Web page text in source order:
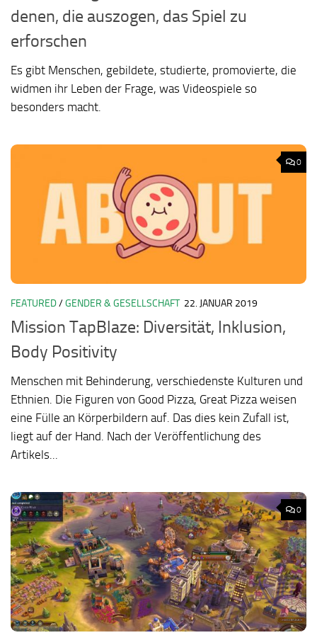
denen, die auszogen, das Spiel zu
erforschen
Es gibt Menschen, gebildete, studierte, promovierte, die
widmen ihr Leben der Frage, was Videospiele so
besonders macht.
0
FEATURED/GENDER & GESELLSCHAFT 22. JANUAR 2019
Mission TapBlaze: Diversität, Inklusion,
Body Positivity
Menschen mit Behinderung, verschiedenste Kulturen und
Ethnien. Die Figuren von Good Pizza, Great Pizza weisen
eine Fülle an Körperbildern auf. Das dies kein Zufall ist,
liegt auf der Hand. Nach der Veröffentlichung des
Artikels...
0